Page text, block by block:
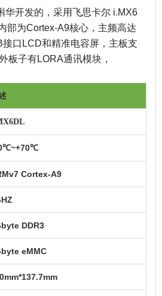
开发的，采用飞思卡尔 i.MX6
部为Cortex-A9核心，主频高达
口LCD和精准电容屏，主板支
板子有LORA通讯模块，
℃~+70℃
Cortex-A9
DDR3
eMMC